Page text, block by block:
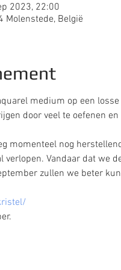
2023, 22:00
Molenstede, België
medium op een
door veel te oefenen
momenteel nog
Vandaar dat we
zullen we beter